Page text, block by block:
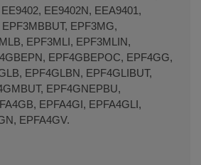
EE9402N, EEA9401,
EPF3MG,
EPF3MLI, EPF3MLIN,
EPF4GBEPOC, EPF4GG,
EPF4GLBN, EPF4GLIBUT,
EPF4GNEPBU,
EPFA4GI, EPFA4GLI,
EPFA4GV.